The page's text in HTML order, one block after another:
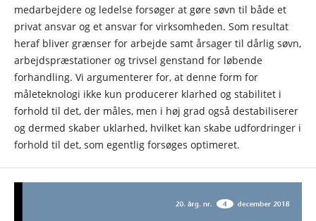
medarbejdere og ledelse forsøger at gøre søvn til både et
privat ansvar og et ansvar for virksomheden. Som resultat
heraf bliver grænser for arbejde samt årsager til dårlig søvn,
arbejdspræstationer og trivsel genstand for løbende
forhandling. Vi argumenterer for, at denne form for
måleteknologi ikke kun producerer klarhed og stabilitet i
forhold til det, der måles, men i høj grad også destabiliserer
og dermed skaber uklarhed, hvilket kan skabe udfordringer i
forhold til det, som egentlig forsøges optimeret.